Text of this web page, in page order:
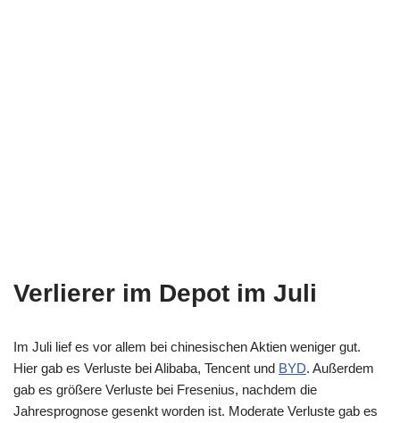
Verlierer im Depot im Juli
Im Juli lief es vor allem bei chinesischen Aktien weniger gut.
Hier gab es Verluste bei Alibaba, Tencent und BYD. Außerdem
gab es größere Verluste bei Fresenius, nachdem die
Jahresprognose gesenkt worden ist. Moderate Verluste gab es